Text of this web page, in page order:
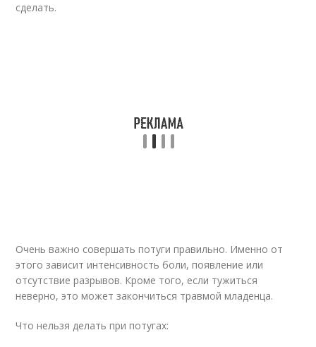
сделать.
Очень важно совершать потуги правильно. Именно от
этого зависит интенсивность боли, появление или
отсутствие разрывов. Кроме того, если тужиться
неверно, это может закончиться травмой младенца.
Что нельзя делать при потугах: